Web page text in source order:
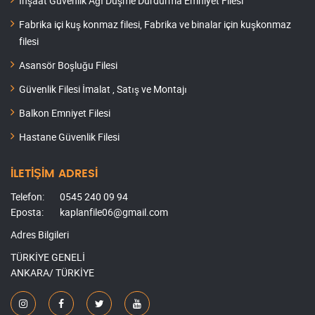
Fabrika içi kuş konmaz filesi, Fabrika ve binalar için kuşkonmaz
filesi
Asansör Boşluğu Filesi
Güvenlik Filesi İmalat , Satış ve Montajı
Balkon Emniyet Filesi
Hastane Güvenlik Filesi
İLETİŞİM ADRESİ
Telefon:
0545 240 09 94
Eposta:
kaplanfile06@gmail.com
Adres Bilgileri
TÜRKİYE GENELİ
ANKARA/ TÜRKİYE